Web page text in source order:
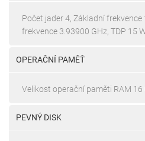
Počet jader 4, Základní frekvence
frekvence 3.93900 GHz, TDP 15
OPERAČNÍ PAMĚŤ
Velikost operační paměti RAM 16
PEVNÝ DISK